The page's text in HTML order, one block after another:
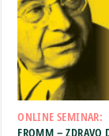
ONLINE SEMINAR:
FROMM – ZDRAVO